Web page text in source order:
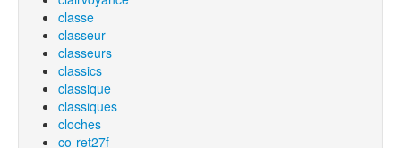
classe
classeur
classeurs
classics
classique
classiques
cloches
co-ret27f